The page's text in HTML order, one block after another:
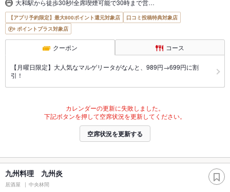
大和駅から徒歩30秒!全席喫煙可能で30時まで営…
【アプリ予約限定】最大800ポイント還元対象店
口コミ投稿特典対象店
ポイントプラス対象店
クーポン コース
【月曜日限定】大人気なマルゲリータがなんと、989円→699円に割
引！
カレンダーの更新に失敗しました。
下記ボタンを押して空席状況を更新してください。
空席状況を更新する
九州料理 九州炎
居酒屋 中央林間